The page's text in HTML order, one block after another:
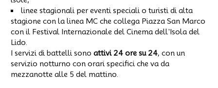
linee stagionali per eventi speciali o turisti di alta
stagione con la linea MC che collega Piazza San Marco
con il Festival Internazionale del Cinema dell'Isola del
Lido.
I servizi di battelli sono attivi 24 ore su 24, con un
servizio notturno con orari specifici che va da
mezzanotte alle 5 del mattino.